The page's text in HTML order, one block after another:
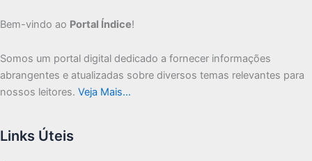
Bem-vindo ao Portal Índice!
Somos um portal digital dedicado a fornecer informações
abrangentes e atualizadas sobre diversos temas relevantes para
nossos leitores. Veja Mais…
Links Úteis